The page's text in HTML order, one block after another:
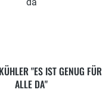
"ES IST GENUG FÜR
ALLE DA"